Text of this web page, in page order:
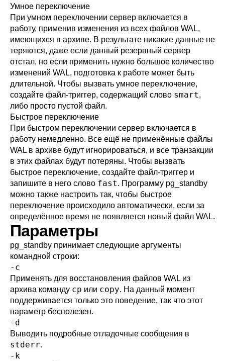
Умное переключение
При умном переключении сервер включается в
работу, применив изменения из всех файлов WAL,
имеющихся в архиве. В результате никакие данные не
теряются, даже если данный резервный сервер
отстал, но если применить нужно большое количество
изменений WAL, подготовка к работе может быть
длительной. Чтобы вызвать умное переключение,
создайте файл-триггер, содержащий слово smart,
либо просто пустой файл.
Быстрое переключение
При быстром переключении сервер включается в
работу немедленно. Все ещё не применённые файлы
WAL в архиве будут игнорироваться, и все транзакции
в этих файлах будут потеряны. Чтобы вызвать
быстрое переключение, создайте файл-триггер и
запишите в него слово fast. Программу pg_standby
можно также настроить так, чтобы быстрое
переключение происходило автоматически, если за
определённое время не появляется новый файл WAL.
Параметры
pg_standby принимает следующие аргументы
командной строки:
-c
Применять для восстановления файлов WAL из
архива команду cp или copy. На данный момент
поддерживается только это поведение, так что этот
параметр бесполезен.
-d
Выводить подробные отладочные сообщения в
stderr.
-k